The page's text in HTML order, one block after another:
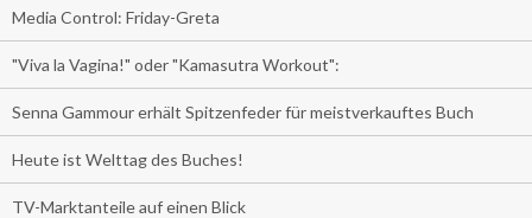
Media Control: Friday-Greta
"Viva la Vagina!" oder "Kamasutra Workout":
Senna Gammour erhält Spitzenfeder für meistverkauftes Buch
Heute ist Welttag des Buches!
TV-Marktanteile auf einen Blick